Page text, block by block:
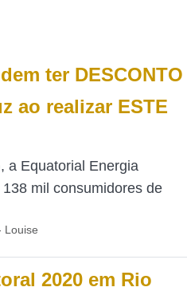
ter DESCONTO
ao realizar ESTE
a Equatorial Energia
mil consumidores de
Louise
2020 em Rio